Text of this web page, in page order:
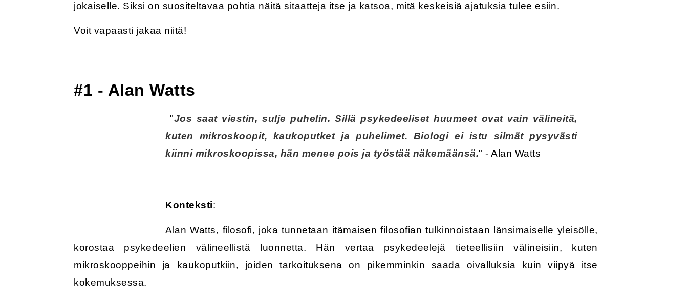
jokaiselle. Siksi on suositeltavaa pohtia näitä sitaatteja itse ja katsoa, mitä keskeisiä ajatuksia tulee esiin.
Voit vapaasti jakaa niitä!
#1 - Alan Watts
"Jos saat viestin, sulje puhelin. Sillä psykedeeliset huumeet ovat vain välineitä,
kuten mikroskoopit, kaukoputket ja puhelimet. Biologi ei istu silmät pysyvästi
kiinni mikroskoopissa, hän menee pois ja työstää näkemäänsä." - Alan Watts
Konteksti:
Alan Watts, filosofi, joka tunnetaan itämaisen filosofian tulkinnoistaan länsimaiselle yleisölle,
korostaa psykedeelien välineellistä luonnetta. Hän vertaa psykedeelejä tieteellisiin välineisiin, kuten
mikroskooppeihin ja kaukoputkiin, joiden tarkoituksena on pikemminkin saada oivalluksia kuin viipyä itse
kokemuksessa.